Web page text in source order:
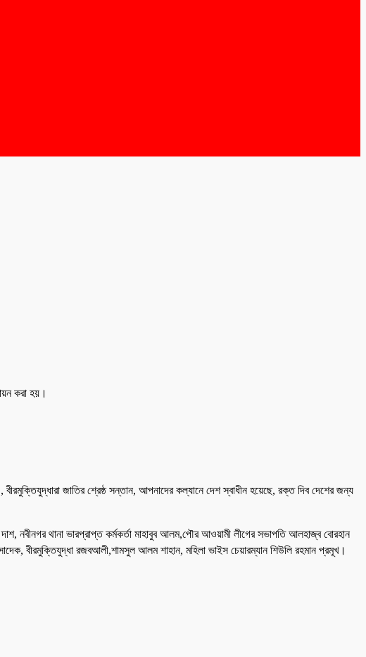
করা হয়।
জাতির শ্রেষ্ঠ সন্তান, আপনাদের কল্যানে দেশ স্বাধীন হয়েছে, রক্ত দিব দেশের জন্য
নবীনগর থানা ভারপ্রাপ্ত কর্মকর্তা মাহাবুব আলম,পৌর আওয়ামী লীগের সভাপতি আলহাজ্ব বোরহান
বীরমুক্তিযুদ্ধা রজবআলী,শামসুল আলম শাহান, মহিলা ভাইস চেয়ারম্যান শিউলি রহমান প্রমূখ।